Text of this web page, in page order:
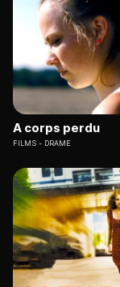
A corps perdu
FILMS DRAME